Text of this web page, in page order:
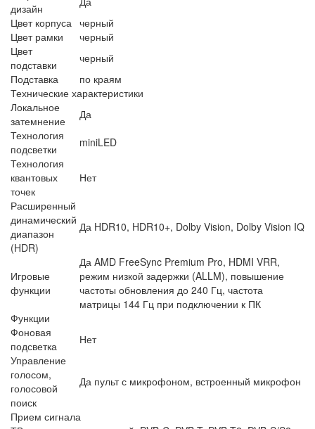
дизайн
Цвет корпуса черный
Цвет рамки
черный
Цвет
подставки
черный
Подставка
по краям
Технические характеристики
Локальное
затемнение
Да
Технология
подсветки
miniLED
Технология
квантовых
точек
Нет
Расширенный
динамический
диапазон
(HDR)
Да HDR10, HDR10+, Dolby Vision, Dolby Vision IQ
Игровые
функции
Да AMD FreeSync Premium Pro, HDMI VRR,
режим низкой задержки (ALLM), повышение
частоты обновления до 240 Гц, частота
матрицы 144 Гц при подключении к ПК
Функции
Фоновая
подсветка
Нет
Управление
голосом,
голосовой
поиск
Да пульт с микрофоном, встроенный микрофон
Прием сигнала